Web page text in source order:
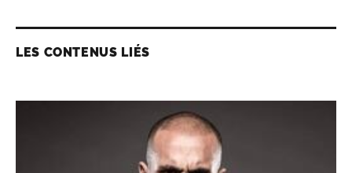
LES CONTENUS LIÉS